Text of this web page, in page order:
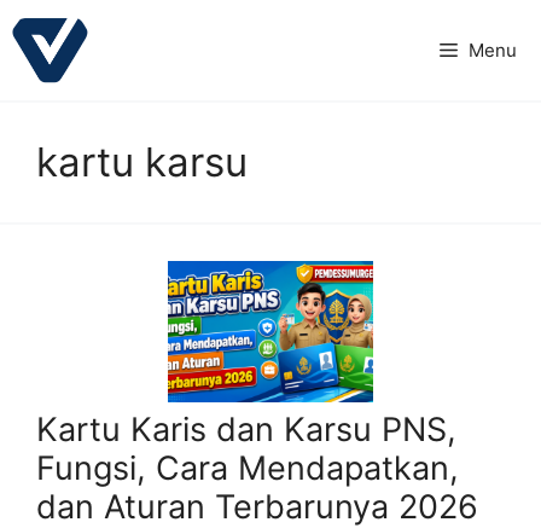
Langsung
ke
Menu
kartu karsu
Kartu Karis dan Karsu PNS,
Fungsi, Cara Mendapatkan,
dan Aturan Terbarunya 2026